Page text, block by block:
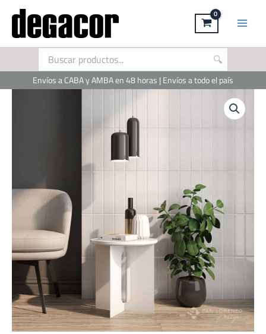
contenido
Envíos a CABA y AMBA en 48 horas | Envíos a todo el país